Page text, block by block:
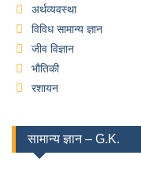
अर्थव्यवस्था
विविध सामान्य ज्ञान
जीव विज्ञान
भौतिकी
रशायन
सामान्य ज्ञान – G.K.